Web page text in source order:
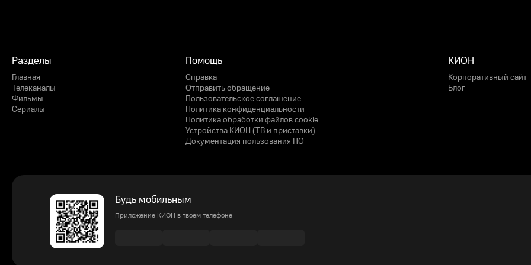
Разделы
Главная
Телеканалы
Фильмы
Сериалы
Помощь
Справка
Отправить обращение
Пользовательское соглашение
Политика конфиденциальности
Политика обработки файлов cookie
Устройства КИОН (ТВ и приставки)
Документация пользования ПО
КИОН
Корпоративный сайт
Блог
Будь мобильным
Приложение КИОН в твоем телефоне